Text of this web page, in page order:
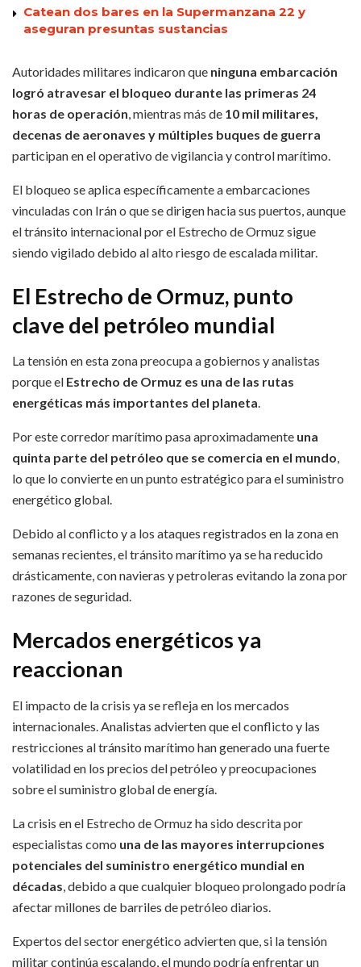
Catean dos bares en la Supermanzana 22 y
aseguran presuntas sustancias
Autoridades militares indicaron que ninguna embarcación
logró atravesar el bloqueo durante las primeras 24
horas de operación, mientras más de 10 mil militares,
decenas de aeronaves y múltiples buques de guerra
participan en el operativo de vigilancia y control marítimo.
El bloqueo se aplica específicamente a embarcaciones
vinculadas con Irán o que se dirigen hacia sus puertos, aunque
el tránsito internacional por el Estrecho de Ormuz sigue
siendo vigilado debido al alto riesgo de escalada militar.
El Estrecho de Ormuz, punto
clave del petróleo mundial
La tensión en esta zona preocupa a gobiernos y analistas
porque el Estrecho de Ormuz es una de las rutas
energéticas más importantes del planeta.
Por este corredor marítimo pasa aproximadamente una
quinta parte del petróleo que se comercia en el mundo,
lo que lo convierte en un punto estratégico para el suministro
energético global.
Debido al conflicto y a los ataques registrados en la zona en
semanas recientes, el tránsito marítimo ya se ha reducido
drásticamente, con navieras y petroleras evitando la zona por
razones de seguridad.
Mercados energéticos ya
reaccionan
El impacto de la crisis ya se refleja en los mercados
internacionales. Analistas advierten que el conflicto y las
restricciones al tránsito marítimo han generado una fuerte
volatilidad en los precios del petróleo y preocupaciones
sobre el suministro global de energía.
La crisis en el Estrecho de Ormuz ha sido descrita por
especialistas como una de las mayores interrupciones
potenciales del suministro energético mundial en
décadas , debido a que cualquier bloqueo prolongado podría
afectar millones de barriles de petróleo diarios.
Expertos del sector energético advierten que, si la tensión
militar continúa escalando, el mundo podría enfrentar un